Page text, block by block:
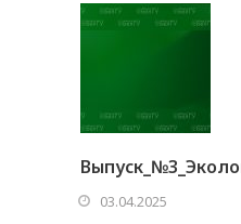
03.04.2025